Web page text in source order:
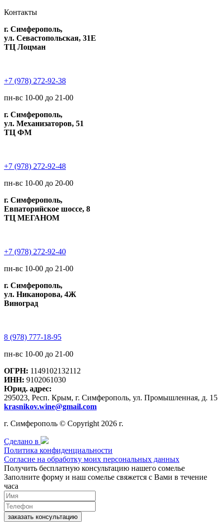
Контакты
г. Симферополь,
ул. Севастопольская, 31Е
ТЦ Лоцман
+7 (978) 272-92-38
пн-вс 10-00 до 21-00
г. Симферополь,
ул. Механизаторов, 51
ТЦ ФМ
+7 (978) 272-92-48
пн-вс 10-00 до 20-00
г. Симферополь,
Евпаторийское шоссе, 8
ТЦ МЕГАНОМ
+7 (978) 272-92-40
пн-вс 10-00 до 21-00
г. Симферополь,
ул. Никанорова, 4Ж
Виноград
8 (978) 777-18-95
пн-вс 10-00 до 21-00
ОГРН: 1149102132112
ИНН: 9102061030
Юрид. адрес:
295023, Респ. Крым, г. Симферополь, ул. Промышленная, д. 15
krasnikov.wine@gmail.com
г. Симферополь © Copyright 2026 г.
Сделано в
Политика конфиденциальности
Согласие на обработку моих персональных данных
Получить бесплатную консультацию нашего сомелье
Заполните форму и наш сомелье свяжется с Вами в течение
часа
заказать консультацию